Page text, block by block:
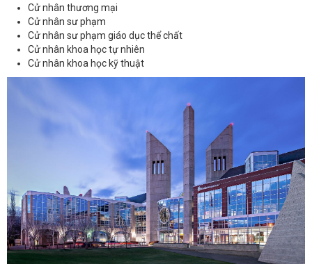
Cử nhân thương mại
Cử nhân sư phạm
Cử nhân sư phạm giáo dục thể chất
Cử nhân khoa học tự nhiên
Cử nhân khoa học kỹ thuật